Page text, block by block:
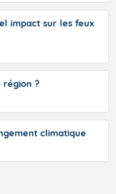
impact sur les feux
région ?
climatique